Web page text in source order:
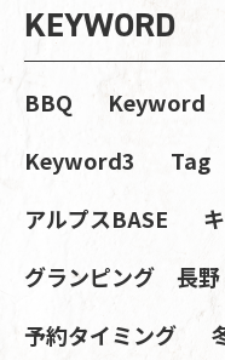
KEYWORD
BBQ Keyword
Keyword3
Tag
アルプスBASE
グランピング 長野
予約タイミング